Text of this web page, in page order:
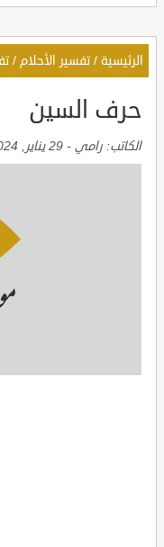
الرئيسية / تفسير الأحلام /
حرف السين
الكاتب: رامي - 29 يناير, 2024